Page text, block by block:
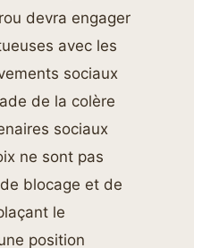
devra engager
avec les
sociaux
de la colère
sociaux
ne sont pas
blocage et de
le
position